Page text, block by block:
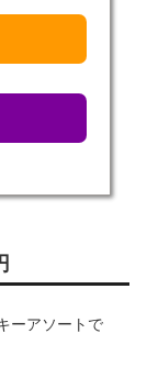
ーアソートで